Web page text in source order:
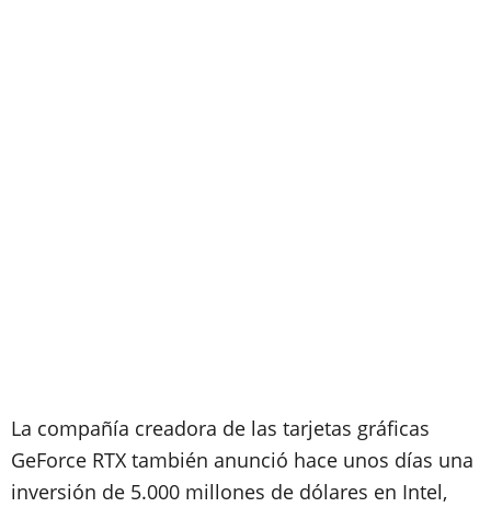
La compañía creadora de las tarjetas gráficas
GeForce RTX también anunció hace unos días una
inversión de 5.000 millones de dólares en Intel,